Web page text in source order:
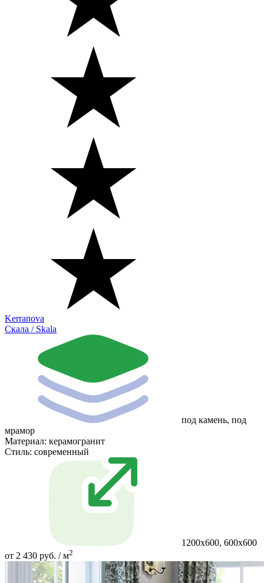
Kerranova
Скала / Skala
под камень, под
мрамор
Материал: керамогранит
Стиль: современный
1200x600, 600x600
от 2 430 руб. / м2